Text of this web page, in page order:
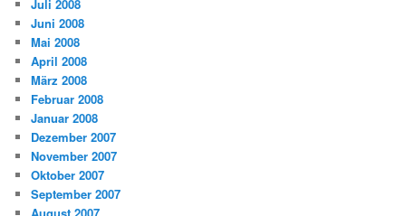
Juli 2008
Juni 2008
Mai 2008
April 2008
März 2008
Februar 2008
Januar 2008
Dezember 2007
November 2007
Oktober 2007
September 2007